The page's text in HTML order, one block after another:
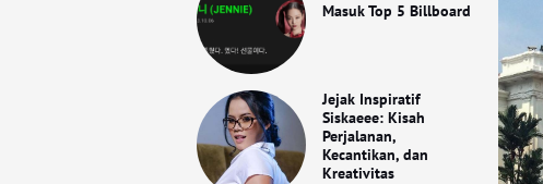
Masuk Top 5 Billboard
Jejak Inspiratif
Siskaeee: Kisah
Perjalanan,
Kecantikan, dan
Kreativitas